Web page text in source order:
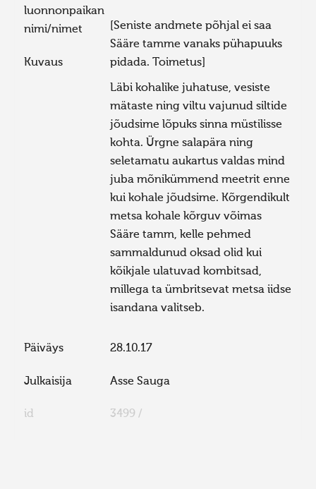
luonnonpaikan
nimi/nimet
Kuvaus
[Seniste andmete põhjal ei saa
Sääre tamme vanaks pühapuuks
pidada. Toimetus]
Läbi kohalike juhatuse, vesiste
mätaste ning viltu vajunud siltide
jõudsime lõpuks sinna müstilisse
kohta. Ürgne salapära ning
seletamatu aukartus valdas mind
juba mõnikümmend meetrit enne
kui kohale jõudsime. Kõrgendikult
metsa kohale kõrguv võimas
Sääre tamm, kelle pehmed
sammaldunud oksad olid kui
kõikjale ulatuvad kombitsad,
millega ta ümbritsevat metsa iidse
isandana valitseb.
Päiväys 28.10.17
Julkaisija Asse Sauga
id 3499 /